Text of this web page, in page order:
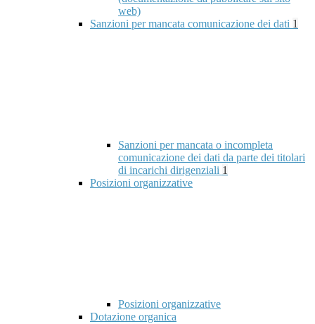
web)
Sanzioni per mancata comunicazione dei dati 1
Sanzioni per mancata o incompleta
comunicazione dei dati da parte dei titolari
di incarichi dirigenziali 1
Posizioni organizzative
Posizioni organizzative
Dotazione organica